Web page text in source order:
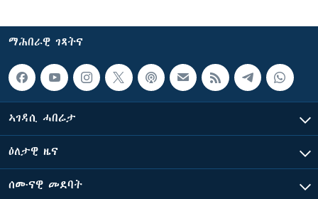
ማሕበራዊ ገጻትና
ኣገዳሲ ሓበሬታ
ዕለታዊ ዜና
ሰሙናዊ መደባት